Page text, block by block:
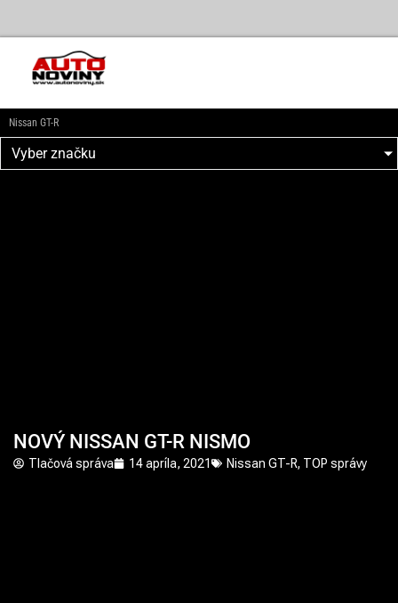
Nissan GT-R
Vyber značku
NOVÝ NISSAN GT-R NISMO
Tlačová správa 14 apríla, 2021 Nissan GT-R, TOP správy